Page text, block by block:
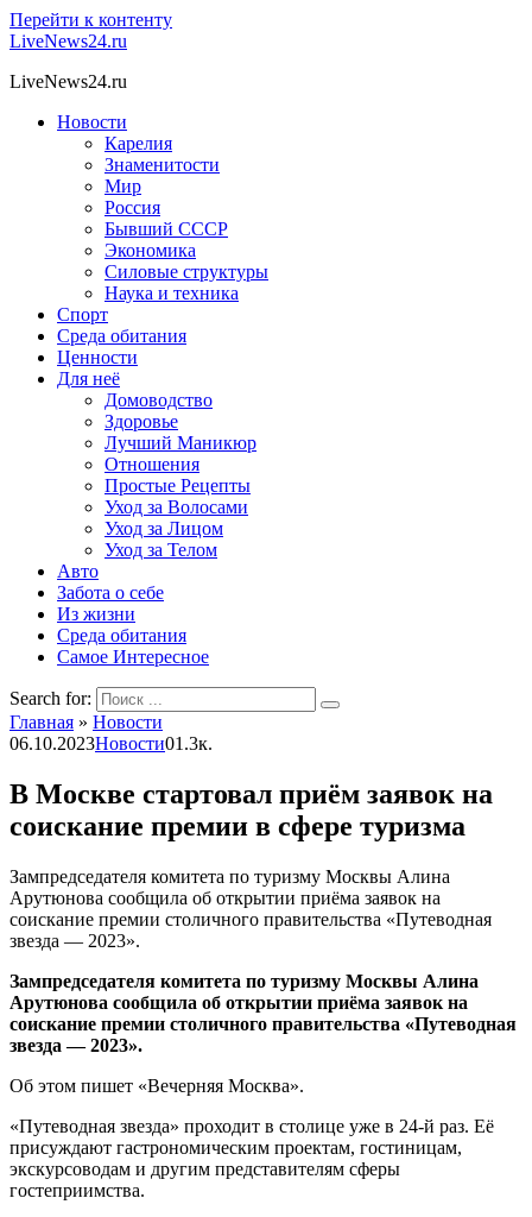
Перейти к контенту
LiveNews24.ru
LiveNews24.ru
Новости
Карелия
Знаменитости
Мир
Россия
Бывший СССР
Экономика
Силовые структуры
Наука и техника
Спорт
Среда обитания
Ценности
Для неё
Домоводство
Здоровье
Лучший Маникюр
Отношения
Простые Рецепты
Уход за Волосами
Уход за Лицом
Уход за Телом
Авто
Забота о себе
Из жизни
Среда обитания
Самое Интересное
Search for:
Главная » Новости
06.10.2023Новости01.3к.
В Москве стартовал приём заявок на
соискание премии в сфере туризма
Зампредседателя комитета по туризму Москвы Алина
Арутюнова сообщила об открытии приёма заявок на
соискание премии столичного правительства «Путеводная
звезда — 2023».
Зампредседателя комитета по туризму Москвы Алина
Арутюнова сообщила об открытии приёма заявок на
соискание премии столичного правительства «Путеводная
звезда — 2023».
Об этом пишет «Вечерняя Москва».
«Путеводная звезда» проходит в столице уже в 24-й раз. Её
присуждают гастрономическим проектам, гостиницам,
экскурсоводам и другим представителям сферы
гостеприимства.